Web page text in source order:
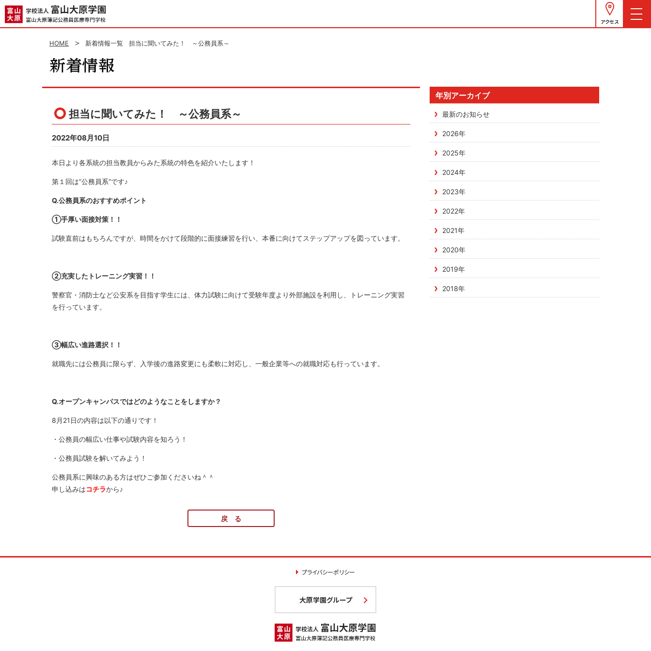
アクセス
HOME 新着情報一覧 担当に聞いてみた！ ～公務員系～
担当に聞いてみた！ ～公務員系～
2022年08月10日
本日より各系統の担当教員からみた系統の特色を紹介いたします！
第１回は”公務員系”です♪
Q.公務員系のおすすめポイント
➀手厚い面接対策！！
試験直前はもちろんですが、時間をかけて段階的に面接練習を行い、本番に向けてステップアップを図っています。
➁充実したトレーニング実習！！
警察官・消防士など公安系を目指す学生には、体力試験に向けて受験年度より外部施設を利用し、トレーニング実習
を行っています。
③幅広い進路選択！！
就職先には公務員に限らず、入学後の進路変更にも柔軟に対応し、一般企業等への就職対応も行っています。
Q.オープンキャンパスではどのようなことをしますか？
8月21日の内容は以下の通りです！
・公務員の幅広い仕事や試験内容を知ろう！
・公務員試験を解いてみよう！
公務員系に興味のある方はぜひご参加くださいね＾＾
申し込みはコチラから♪
戻 る
年別アーカイブ
最新のお知らせ
2026年
2025年
2024年
2023年
2022年
2021年
2020年
2019年
2018年
プライバシーポリシー
大原学園グループ